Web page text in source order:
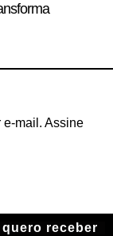
quero receber